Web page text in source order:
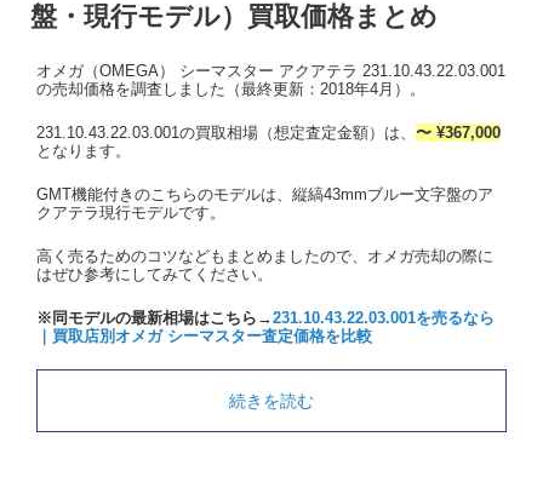
盤・現行モデル）買取価格まとめ
オメガ（OMEGA） シーマスター アクアテラ 231.10.43.22.03.001
の売却価格を調査しました（最終更新：2018年4月）。
231.10.43.22.03.001の買取相場（想定査定金額）は、 〜 ¥367,000
となります。
GMT機能付きのこちらのモデルは、縦縞43mmブルー文字盤のア
クアテラ現行モデルです。
高く売るためのコツなどもまとめましたので、オメガ売却の際に
はぜひ参考にしてみてください。
※同モデルの最新相場はこちら→231.10.43.22.03.001を売るなら
｜買取店別オメガ シーマスター査定価格を比較
続きを読む